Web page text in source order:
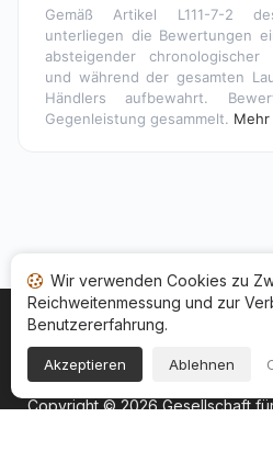
Gemäß Artikel L111-7-2
unterliegen die Bewertungen
absteigender chronologischer
und während der gesamten
Händlers aufbewahrt.
Gegenleistung gesammelt.
Startseite Ihr
Allgemeine
Copyright © 2026Gesellschaft
Wir verwenden Cookies zu
Reichweitenmessung und zur
Benutzererfahrung.
Akzeptieren Ablehnen